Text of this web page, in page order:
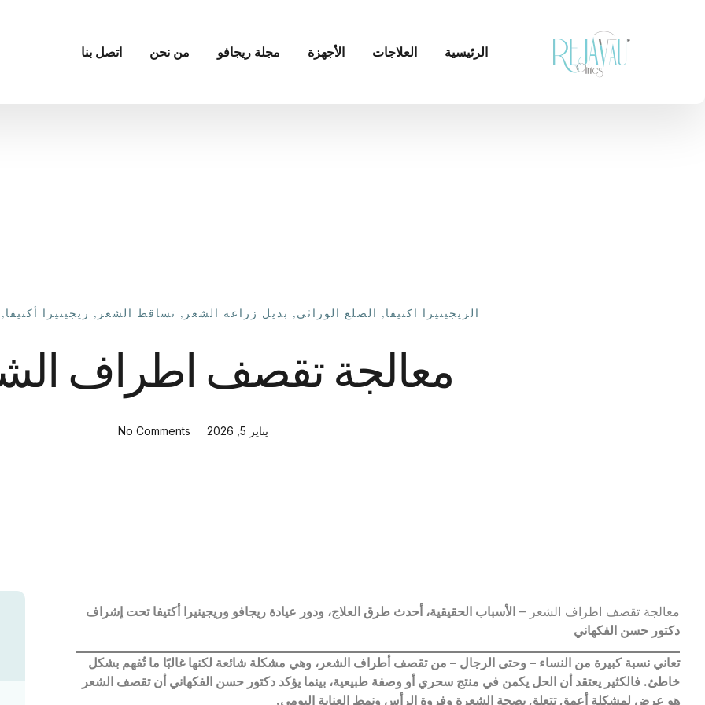
الرئيسية العلاجات الأجهزة مجلة ريجافو من نحن اتصل بنا
الريجينيرا اكتيفا, الصلع الوراثي, بديل زراعة الشعر , تساقط الشعر , ريجينيرا أكتيفا
معالجة تقصف اطراف
يناير 5, 2026 No Comments
معالجة تقصف اطراف الشعر – الأسباب الحقيقية، أحدث طرق العلاج، ودور عيادة ريجافو وريجينيرا أكتيفا تحت إشراف
دكتور حسن الفكهاني
تعاني نسبة كبيرة من النساء – وحتى الرجال – من تقصف أطراف الشعر، وهي مشكلة شائعة لكنها غالبًا ما تُفهم بشكل
خاطئ. فالكثير يعتقد أن الحل يكمن في منتج سحري أو وصفة طبيعية، بينما يؤكد دكتور حسن الفكهاني أن تقصف الشعر
هو عرض لمشكلة أعمق تتعلق بصحة الشعرة وفروة الرأس ونمط العناية اليومي.